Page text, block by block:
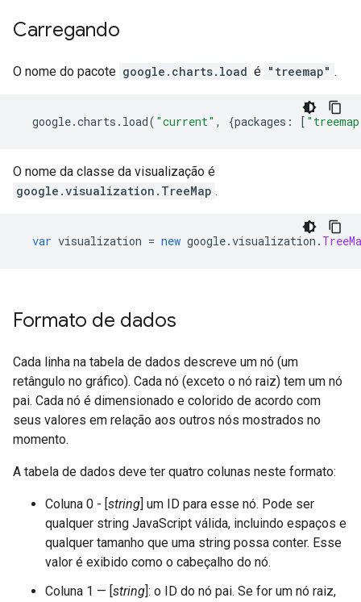
Carregando
O nome do pacote google.charts.load é "treemap" .
google.charts . load( "current" , {packages : [
O nome da classe da visualização é
google.visualization.TreeMap .
var visualization = new google.visualization .
Formato de dados
Cada linha na tabela de dados descreve um nó (um
retângulo no gráfico). Cada nó (exceto o nó raiz) tem um nó
pai. Cada nó é dimensionado e colorido de acordo com
seus valores em relação aos outros nós mostrados no
momento.
A tabela de dados deve ter quatro colunas neste formato:
Coluna 0 - [string] um ID para esse nó. Pode ser
qualquer string JavaScript válida, incluindo espaços e
qualquer tamanho que uma string possa conter. Esse
valor é exibido como o cabeçalho do nó.
Coluna 1 — [string]: o ID do nó pai. Se for um nó raiz,